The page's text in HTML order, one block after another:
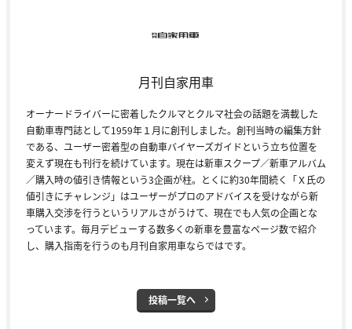
月刊自家用車
オーナードライバーに密着したクルマとクルマ社会の話題を満載した
自動車専門誌として1959年１月に創刊しました。創刊当時の編集方針
である、ユーザー密着型の自動車バイヤーズガイドという立ち位置を
変えず現在も刊行を続けています。現在は新車スクープ／新車アルバム
／購入時の値引き情報という3企画が柱。とくに約30年間続く「Ｘ氏の
値引きにチャレンジ」はユーザーがプロのアドバイスを受けながら新
車購入交渉を行うというリアルさがうけて、現在でも人気の企画とな
っています。毎月デビューする数多くの新車を豊富なページ数で紹介
し、購入指南を行うのも月刊自家用車ならではです。
投稿一覧へ